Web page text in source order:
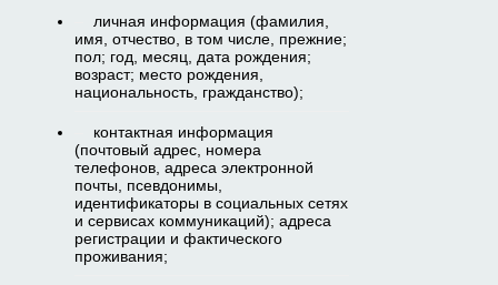
личная информация (фамилия,
имя, отчество, в том числе, прежние;
пол; год, месяц, дата рождения;
возраст; место рождения,
национальность, гражданство);
контактная информация
(почтовый адрес, номера
телефонов, адреса электронной
почты, псевдонимы,
идентификаторы в социальных сетях
и сервисах коммуникаций); адреса
регистрации и фактического
проживания;